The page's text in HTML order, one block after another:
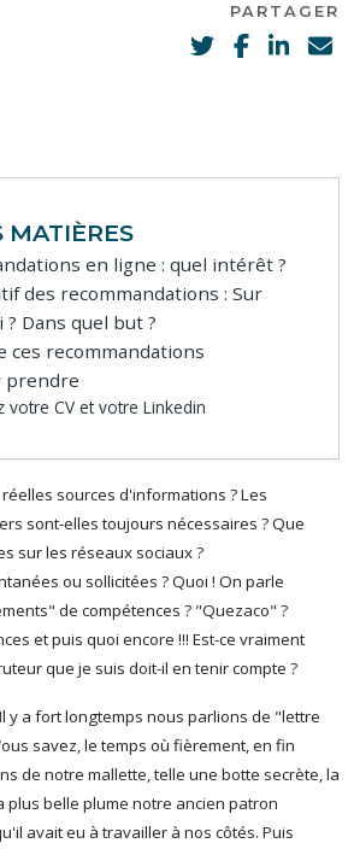
PARTAGER
MATIÈRES
en ligne : quel intérêt ?
des recommandations : Sur
? Dans quel but ?
ces recommandations
prendre
votre CV et votre Linkedin
sources d'informations ? Les
sont-elles toujours nécessaires ? Que
sur les réseaux sociaux ?
ou sollicitées ? Quoi ! On parle
de compétences ? "Quezaco" ?
et puis quoi encore !!! Est-ce vraiment
que je suis doit-il en tenir compte ?
y a fort longtemps nous parlions de "lettre
savez, le temps où fièrement, en fin
de notre mallette, telle une botte secrète, la
plus belle plume notre ancien patron
avait eu à travailler à nos côtés. Puis